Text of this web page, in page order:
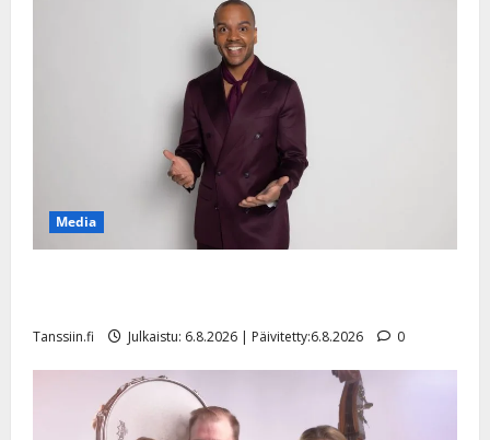
Media
Tanssiin.fi Julkaistu: 6.8.2026 | Päivitetty:6.8.2026 0